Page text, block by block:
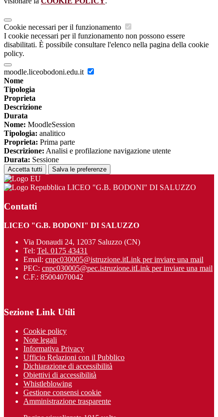
Cookie necessari per il funzionamento
I cookie necessari per il funzionamento non possono essere
disabilitati. È possibile consultare l'elenco nella pagina della cookie
policy.
moodle.liceobodoni.edu.it
Nome
Tipologia
Proprieta
Descrizione
Durata
Nome: MoodleSession
Tipologia: analitico
Proprieta: Prima parte
Descrizione: Analisi e profilazione navigazione utente
Durata: Sessione
Accetta tutti Salva le preferenze
LICEO "G.B. BODONI" DI SALUZZO
Contatti
LICEO "G.B. BODONI" DI SALUZZO
Via Donaudi 24, 12037 Saluzzo (CN)
Tel: Tel. 0175 43431
Email: cnpc030005@istruzione.itLink per inviare una mail
PEC: cnpc030005@pec.istruzione.itLink per inviare una mail
C.F.: 85004070042
Sezione Link Utili
Cookie policy
Note legali
Informativa Privacy
Ufficio Relazioni con il Pubblico
Dichiarazione di accessibilità
Obiettivi di accessibilità
Whistleblowing
Gestione consensi cookie
Amministrazione trasparente